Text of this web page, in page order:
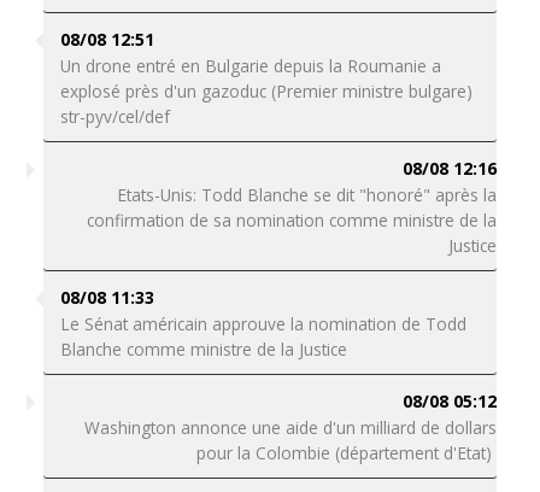
08/08 12:51
Un drone entré en Bulgarie depuis la Roumanie a
explosé près d'un gazoduc (Premier ministre bulgare)
str-pyv/cel/def
08/08 12:16
Etats-Unis: Todd Blanche se dit "honoré" après la
confirmation de sa nomination comme ministre de la
Justice
08/08 11:33
Le Sénat américain approuve la nomination de Todd
Blanche comme ministre de la Justice
08/08 05:12
Washington annonce une aide d'un milliard de dollars
pour la Colombie (département d'Etat)